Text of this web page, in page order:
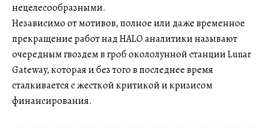
нецелесообразными.
Независимо от мотивов, полное или даже временное
прекращение работ над HALO аналитики называют
очередным гвоздем в гроб окололунной станции Lunar
Gateway, которая и без того в последнее время
сталкивается с жесткой критикой и кризисом
финансирования.